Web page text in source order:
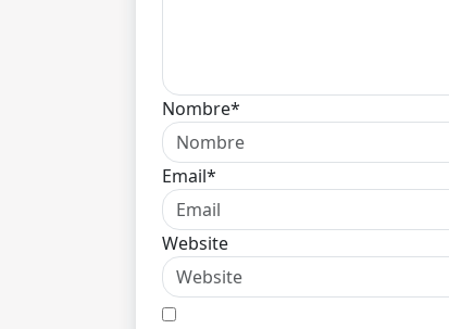
Nombre*
Email*
Website